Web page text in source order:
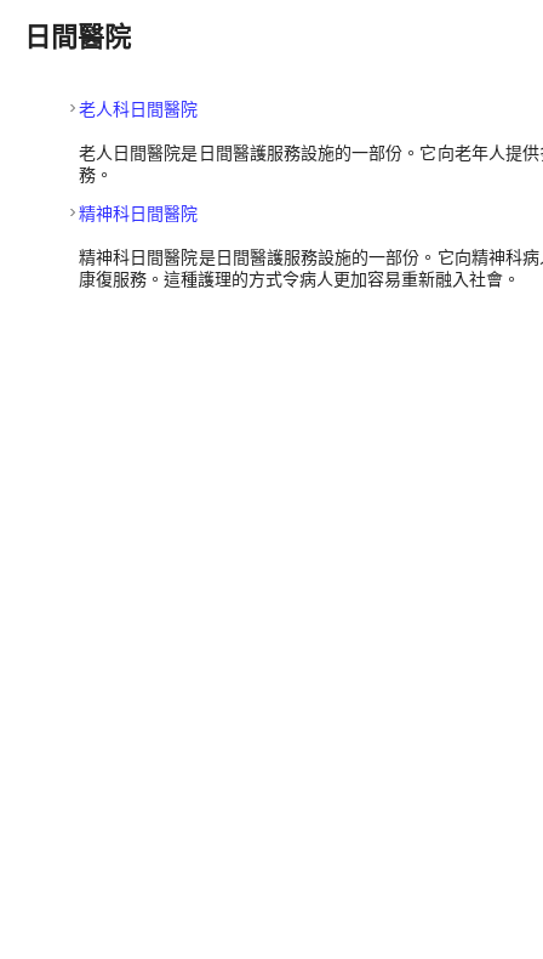
日間醫院
老人科日間醫院
老人日間醫院是日間醫護服務設施的一部份。它向老年人提
務。
精神科日間醫院
精神科日間醫院是日間醫護服務設施的一部份。它向精神科
康復服務。這種護理的方式令病人更加容易重新融入社會。